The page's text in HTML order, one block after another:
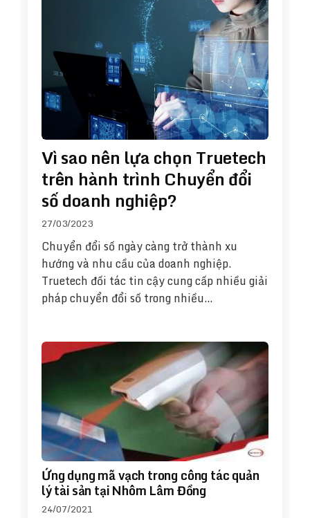
Vì sao nên lựa chọn Truetech
trên hành trình Chuyển đổi
số doanh nghiệp?
27/03/2023
Chuyển đổi số ngày càng trở thành xu
hướng và nhu cầu của doanh nghiệp.
Truetech đối tác tin cậy cung cấp nhiều giải
pháp chuyển đổi số trong nhiều…
Ứng dụng mã vạch trong công tác quản
lý tài sản tại Nhôm Lâm Đồng
24/07/2021